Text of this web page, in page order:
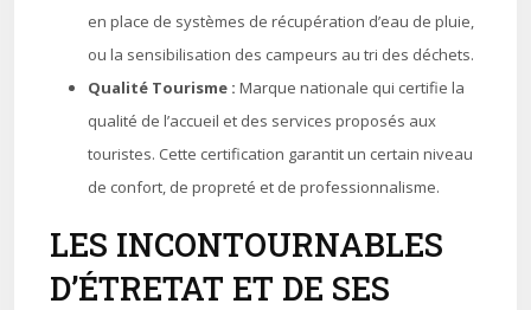
en place de systèmes de récupération d’eau de pluie,
ou la sensibilisation des campeurs au tri des déchets.
Qualité Tourisme : Marque nationale qui certifie la
qualité de l’accueil et des services proposés aux
touristes. Cette certification garantit un certain niveau
de confort, de propreté et de professionnalisme.
LES INCONTOURNABLES
D’ÉTRETAT ET DE SES